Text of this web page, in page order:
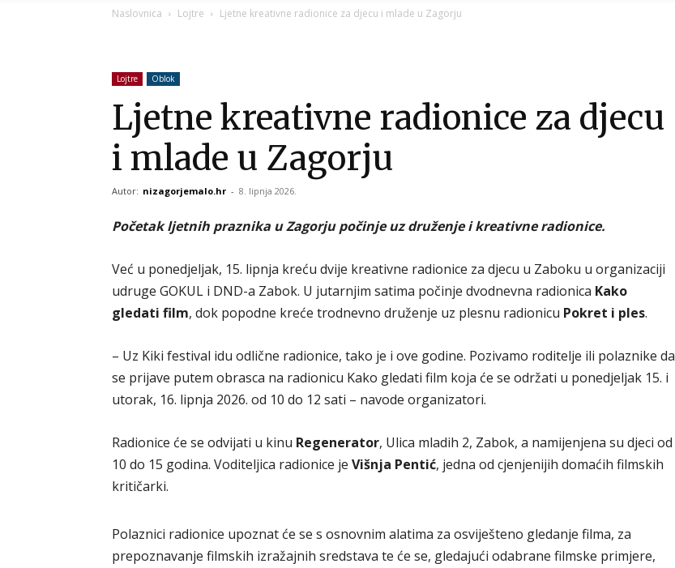
Zagorje
malo
Naslovnica Lojtre Ljetne kreativne radionice za djecu i mlade u Zagorju
Lojtre Oblok
Ljetne kreativne radionice za djecu
i mlade u Zagorju
Autor: nizagorjemalo.hr - 8. lipnja 2026.
Početak ljetnih praznika u Zagorju počinje uz druženje i kreativne radionice.
Već u ponedjeljak, 15. lipnja kreću dvije kreativne radionice za djecu u Zaboku u organizaciji
udruge GOKUL i DND-a Zabok. U jutarnjim satima počinje dvodnevna radionica Kako
gledati film, dok popodne kreće trodnevno druženje uz plesnu radionicu Pokret i ples.
– Uz Kiki festival idu odlične radionice, tako je i ove godine. Pozivamo roditelje ili polaznike da
se prijave putem obrasca na radionicu Kako gledati film koja će se održati u ponedjeljak 15. i
utorak, 16. lipnja 2026. od 10 do 12 sati – navode organizatori.
Radionice će se odvijati u kinu Regenerator, Ulica mladih 2, Zabok, a namijenjena su djeci od
10 do 15 godina. Voditeljica radionice je Višnja Pentić, jedna od cjenjenijih domaćih filmskih
kritičarki.
Polaznici radionice upoznat će se s osnovnim alatima za osviješteno gledanje filma, za
prepoznavanje filmskih izražajnih sredstava te će se, gledajući odabrane filmske primjere,